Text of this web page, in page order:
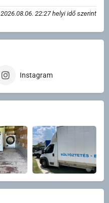
2026.08.06. 22:27 helyi idő szerint
Instagram